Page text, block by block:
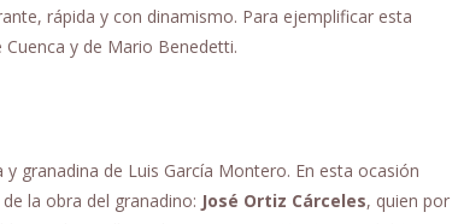
rápida y con dinamismo. Para ejemplificar esta
y de Mario Benedetti.
granadina de Luis García Montero. En esta ocasión
la obra del granadino: José Ortiz Cárceles, quien por